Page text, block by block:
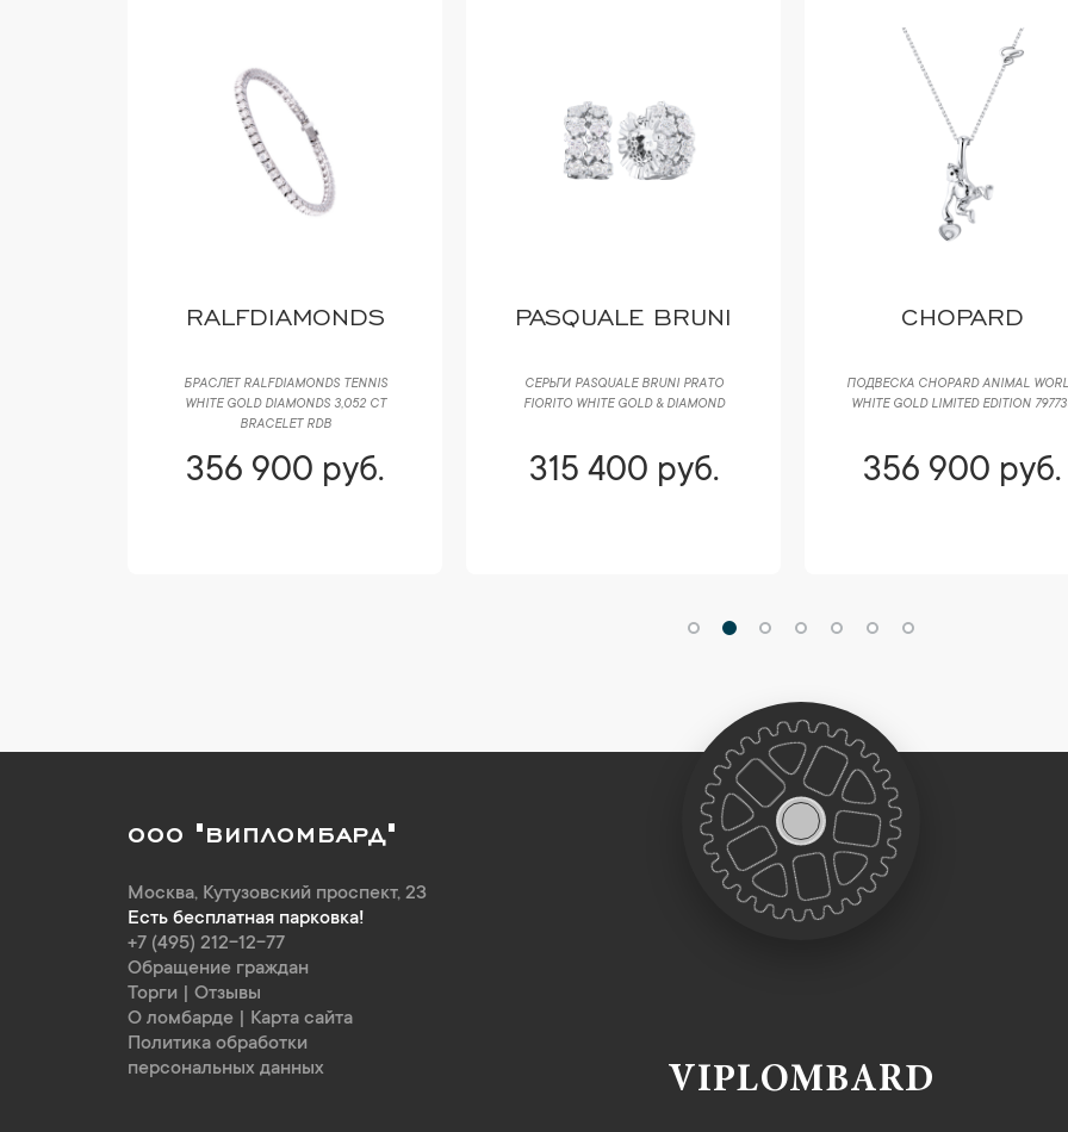
RALFDIAMONDS
БРАСЛЕТ RALFDIAMONDS TENNIS
WHITE GOLD DIAMONDS 3,052 CT
BRACELET RDB
356 900 руб.
PASQUALE BRUNI
СЕРЬГИ PASQUALE BRUNI РRАTО
FIORITO WHITE GOLD & DIAMOND
315 400 руб.
CHOPARD
ПОДВЕСКА CHOPARD ANIMAL
WHITE GOLD LIMITED EDITION
356 900 руб.
ООО "ВИПЛОМБАРД"
Москва, Кутузовский проспект, 23
Есть бесплатная парковка!
+7 (495) 212-12-77
Обращение граждан
Торги
Отзывы
О ломбарде
Карта сайта
Политика обработки
персональных данных
VIPLOMBARD